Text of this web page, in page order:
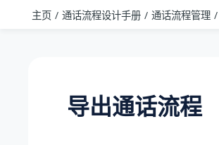
主页 通话流程设计手册 通话流程管理
导出通话流程